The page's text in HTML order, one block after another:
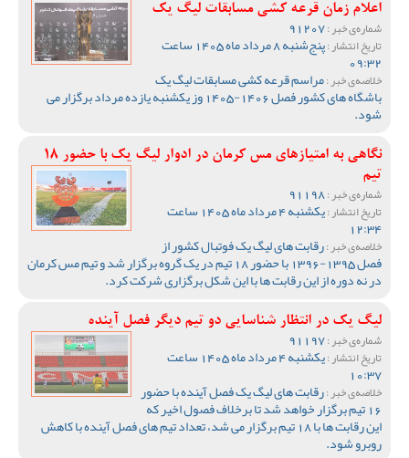
اعلام زمان قرعه کشی مسابقات لیگ یک
شماره‌ی خبر :
تاریخ انتشار : پنج‌شنبه 8 مرداد ماه 1405 ساعت
09:32
خلاصه‌ی خبر :مراسم قرعه کشی مسابقات لیگ یک
باشگاه های کشور فصل 1406-1405 وز یکشنبه یازده مرداد برگزار می
شود.
نگاهی به امتیازهای مس کرمان در ادوار لیگ یک با حضور 18
تیم
شماره‌ی خبر :
تاریخ انتشار : یکشنبه 4 مرداد ماه 1405 ساعت
12:34
خلاصه‌ی خبر :رقابت های لیگ یک فوتبال کشور از
فصل 1395-1396 با حضور 18 تیم در یک گروه برگزار شد و تیم مس کرمان
در نه دوره از این رقابت ها با این شکل برگزاری شرکت کرد.
لیگ یک در انتظار شناسایی دو تیم دیگر فصل آینده
شماره‌ی خبر :
تاریخ انتشار : یکشنبه 4 مرداد ماه 1405 ساعت
10:37
خلاصه‌ی خبر :رقابت های لیگ یک فصل آینده با حضور
16 تیم برگزار خواهد شد تا برخلاف فصول اخیر که
این رقابت ها با 18 تیم برگزار می شد، تعداد تیم های فصل آینده با کاهش
روبرو شود.